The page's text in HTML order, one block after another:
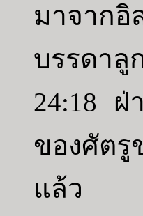
มาจาก
บรรดาลู
24:18 ฝ่
ของศัตรู
แล้ว